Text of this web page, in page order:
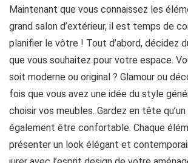
Maintenant que vous connaissez les
grand salon d’extérieur, il est temps de
planifier le vôtre ! Tout d’abord, décidez
que vous souhaitez pour votre espace.
soit moderne ou original ? Glamour ou
fois que vous avez une idée du style
choisir vos meubles. Gardez en tête
également être confortable. Chaque
présenter un look élégant et